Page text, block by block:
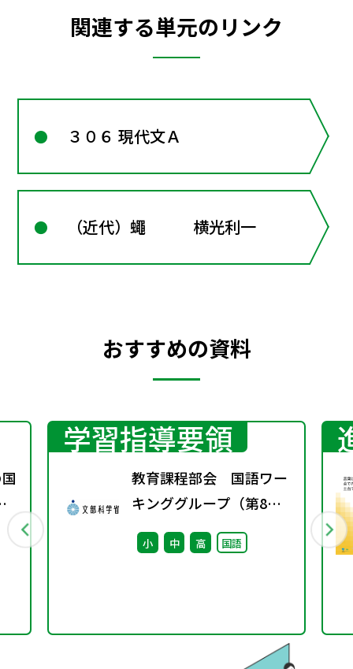
関連する単元のリンク
３０６ 現代文Ａ
（近代）蠅 横光利一
おすすめの資料
学習指導要領
教育課程部会 国語ワー
キンググループ（第8
回） 配付資料
小 中 高 国語